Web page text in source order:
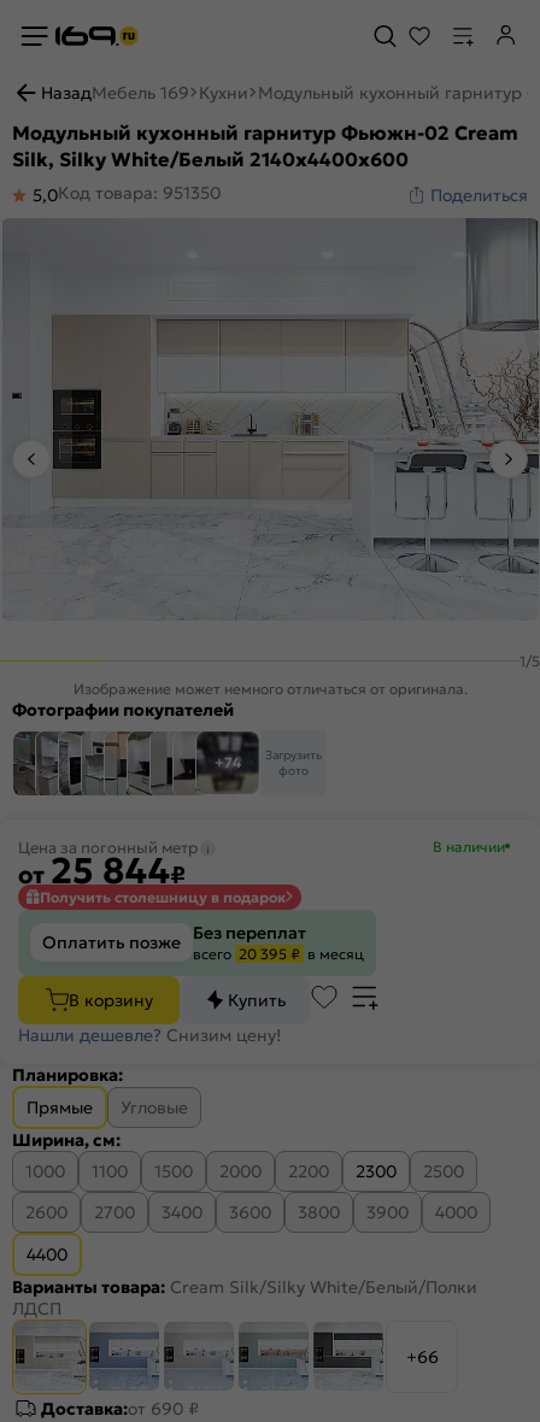
НазадМебель 169 Кухни Модульный кухонный гарнитур
Модульный кухонный гарнитур Фьюжн-02 Cream
Silk, Silky White/Белый 2140x4400x600
5,0Код товара: 951350 Поделиться
1/5
Изображение может немного отличаться от оригинала.
Фотографии покупателей
+74
Загрузить
фото
Цена за погонный метр
от 25 844₽
В наличии
Получить столешницу в подарок
Оплатить позже Без переплат
всего 20 395 ₽ в месяц
В корзину
Купить
Нашли дешевле? Снизим цену!
Планировка:
Прямые
Угловые
Ширина, см:
1000
1100 1500 2000 2200 2300
2500
2600
2700 3400 3600 3800 3900
4000
4400
Варианты товара: Cream Silk/Silky White/Белый/Полки
ЛДСП
+66
Доставка:от 690 ₽